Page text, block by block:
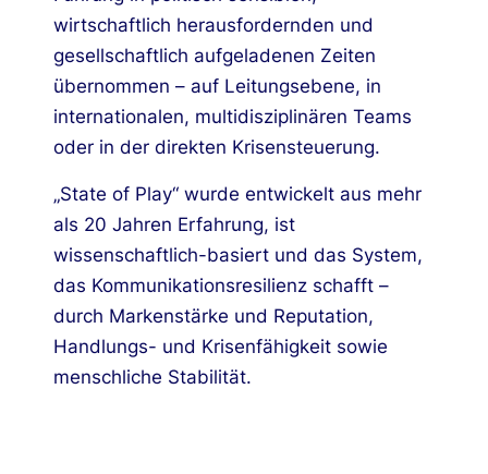
wirtschaftlich herausfordernden und
gesellschaftlich aufgeladenen Zeiten
übernommen – auf Leitungsebene, in
internationalen, multidisziplinären Teams
oder in der direkten Krisensteuerung.
„State of Play“ wurde entwickelt aus mehr
als 20 Jahren Erfahrung, ist
wissenschaftlich-basiert und das System,
das Kommunikationsresilienz schafft –
durch Markenstärke und Reputation,
Handlungs- und Krisenfähigkeit sowie
menschliche Stabilität.